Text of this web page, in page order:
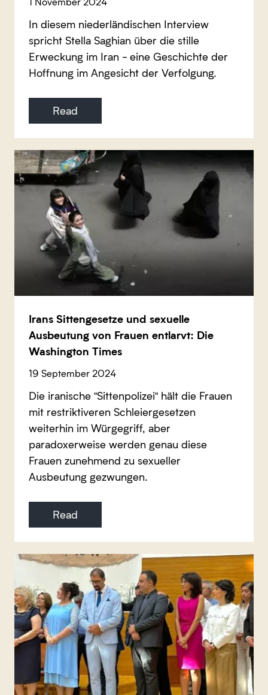
In diesem niederländischen Interview
spricht Stella Saghian über die stille
Erweckung im Iran - eine Geschichte der
Hoffnung im Angesicht der Verfolgung.
Read
Irans Sittengesetze und sexuelle
Ausbeutung von Frauen entlarvt: Die
Washington Times
19 September 2024
Die iranische "Sittenpolizei" hält die Frauen
mit restriktiveren Schleiergesetzen
weiterhin im Würgegriff, aber
paradoxerweise werden genau diese
Frauen zunehmend zu sexueller
Ausbeutung gezwungen.
Read